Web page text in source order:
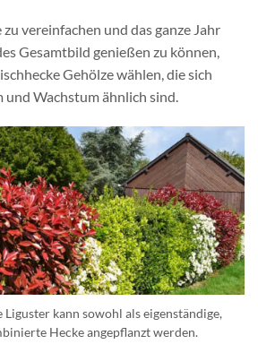
vereinfachen und das ganze Jahr
Gesamtbild genießen zu können,
Gehölze wählen, die sich
und Wachstum ähnlich sind.
kann sowohl als eigenständige,
Hecke angepflanzt werden.